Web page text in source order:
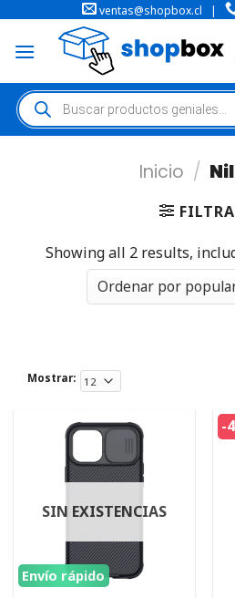
ventas@shopbox.cl |
Inicio /
Showing all 2 results,
Mostrar:
Envío rápido
SIN EXISTENCIAS
-